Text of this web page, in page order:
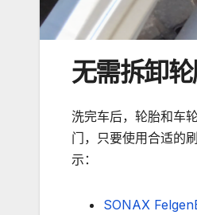
无需拆卸
洗完车后，轮胎和车
门，只要使用合适的
示：
SONAX